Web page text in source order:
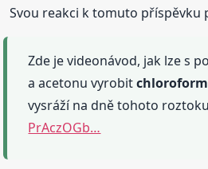
Svou reakci k tomuto příspěvku
Zde je videonávod, jak lze s
a acetonu vyrobitchloroform
vysráží na dně tohoto
PrAczOGb…